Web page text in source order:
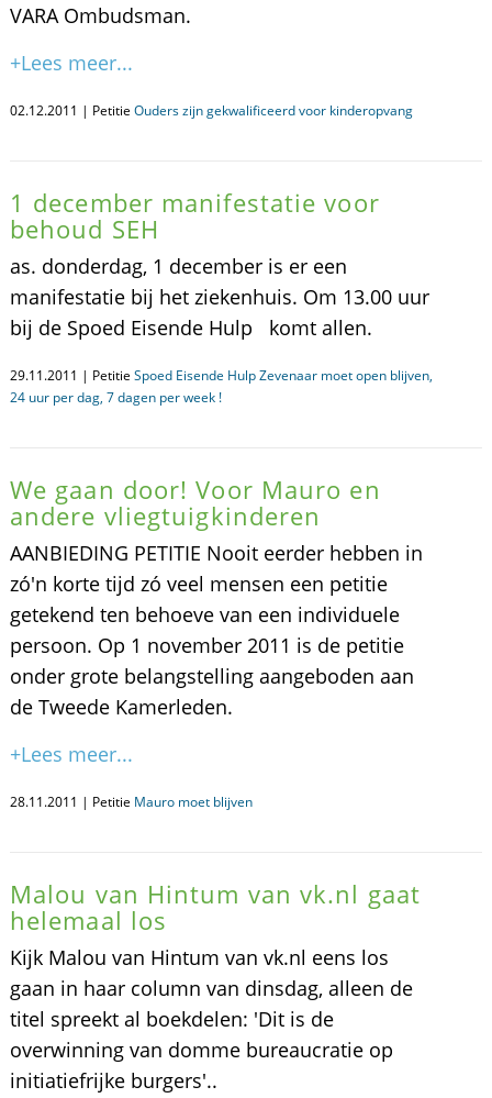
VARA Ombudsman.
+Lees meer...
02.12.2011 | Petitie Ouders zijn gekwalificeerd voor kinderopvang
1 december manifestatie voor
behoud SEH
as. donderdag, 1 december is er een
manifestatie bij het ziekenhuis. Om 13.00 uur
bij de Spoed Eisende Hulp komt allen.
29.11.2011 | Petitie Spoed Eisende Hulp Zevenaar moet open blijven,
24 uur per dag, 7 dagen per week !
We gaan door! Voor Mauro en
andere vliegtuigkinderen
AANBIEDING PETITIE Nooit eerder hebben in
zó'n korte tijd zó veel mensen een petitie
getekend ten behoeve van een individuele
persoon. Op 1 november 2011 is de petitie
onder grote belangstelling aangeboden aan
de Tweede Kamerleden.
+Lees meer...
28.11.2011 | Petitie Mauro moet blijven
Malou van Hintum van vk.nl gaat
helemaal los
Kijk Malou van Hintum van vk.nl eens los
gaan in haar column van dinsdag, alleen de
titel spreekt al boekdelen: 'Dit is de
overwinning van domme bureaucratie op
initiatiefrijke burgers'..